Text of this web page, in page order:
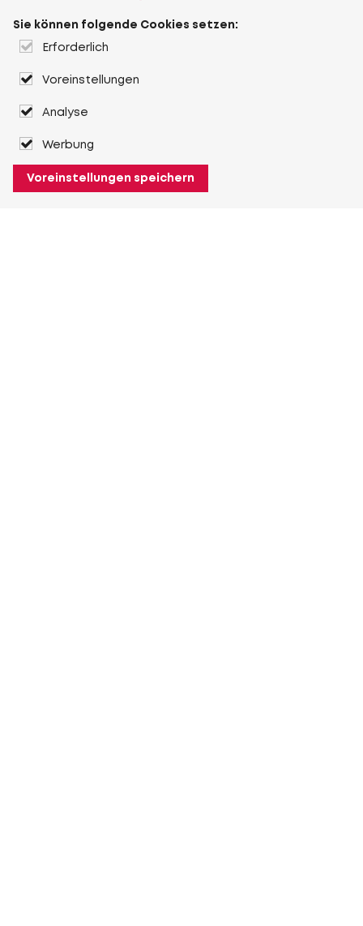
Sie können folgende Cookies setzen:
Erforderlich
Voreinstellungen
Analyse
Werbung
Voreinstellungen speichern